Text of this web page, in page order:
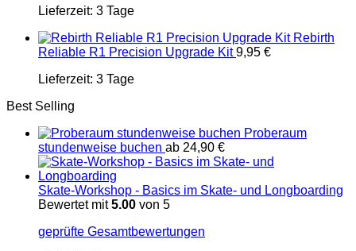
Lieferzeit: 3 Tage
Rebirth
Reliable R1 Precision Upgrade Kit 9,95 €
Lieferzeit: 3 Tage
Best Selling
Proberaum
stundenweise buchen ab 24,90 €
Skate-Workshop - Basics im Skate- und Longboarding
Bewertet mit5.00 von 5
geprüfte Gesamtbewertungen